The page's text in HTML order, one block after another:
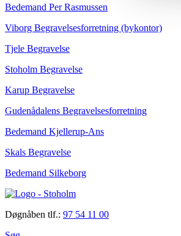
Bedemand Per Rasmussen
Viborg Begravelsesforretning (bykontor)
Tjele Begravelse
Stoholm Begravelse
Karup Begravelse
Gudenådalens Begravelsesforretning
Bedemand Kjellerup-Ans
Skals Begravelse
Bedemand Silkeborg
Døgnåben tlf.: 97 54 11 00